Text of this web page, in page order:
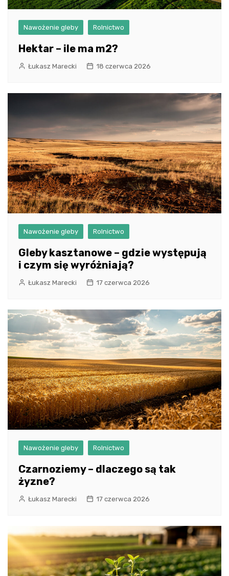
Nawożenie gleby Rolnictwo
Hektar – ile ma m2?
Łukasz Marecki 18 czerwca 2026
Nawożenie gleby Rolnictwo
Gleby kasztanowe – gdzie występują
i czym się wyróżniają?
Łukasz Marecki 17 czerwca 2026
Nawożenie gleby Rolnictwo
Czarnoziemy – dlaczego są tak
żyzne?
Łukasz Marecki 17 czerwca 2026